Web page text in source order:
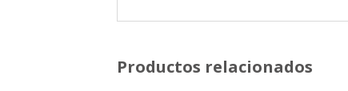
Productos relacionados